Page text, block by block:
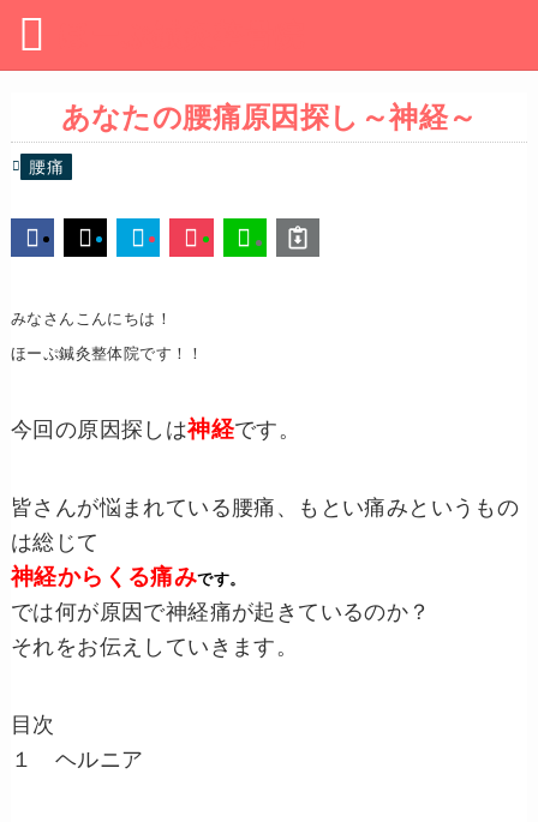
あなたの腰痛原因探し～神経～
腰痛
みなさんこんにちは！
ほーぷ鍼灸整体院です！！
今回の原因探しは神経です。
皆さんが悩まれている腰痛、もとい痛みというもの
は総じて
神経からくる痛みです。
では何が原因で神経痛が起きているのか？
それをお伝えしていきます。
目次
１ ヘルニア